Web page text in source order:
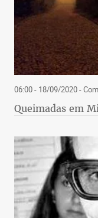
06:00 - 18/09/2020-
Queimadas em